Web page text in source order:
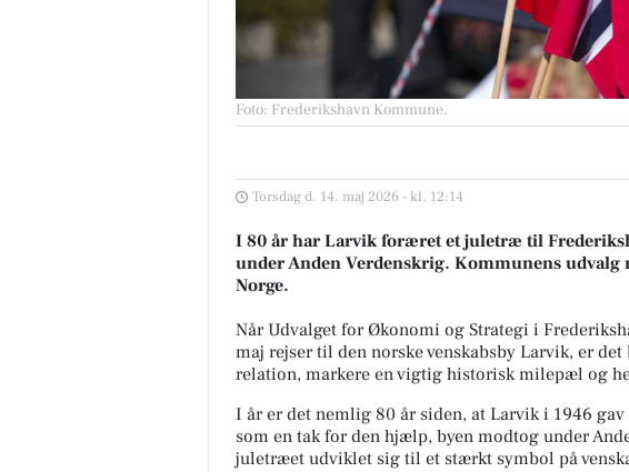
Foto: Frederikshavn Kommune.
Torsdag d. 14. maj 2026 - kl. 12:14
I 80 år har Larvik foræret et juletræ til
under Anden Verdenskrig. Kommunens
Norge.
Når Udvalget for Økonomi og Strategi i
maj rejser til den norske venskabsby Larvik, er
relation, markere en vigtig historisk milepæl og
I år er det nemlig 80 år siden, at Larvik i 1946
som en tak for den hjælp, byen modtog under
juletræet udviklet sig til et stærkt symbol på